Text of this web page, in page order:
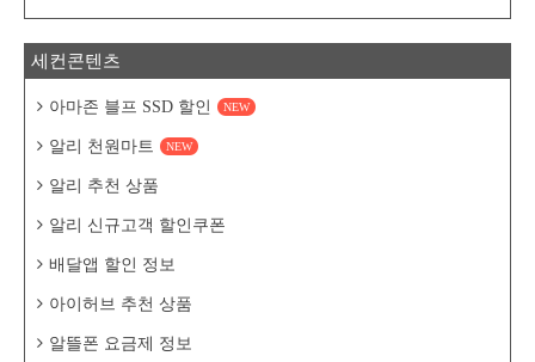
세컨콘텐츠
아마존 블프 SSD 할인 NEW
알리 천원마트 NEW
알리 추천 상품
알리 신규고객 할인쿠폰
배달앱 할인 정보
아이허브 추천 상품
알뜰폰 요금제 정보